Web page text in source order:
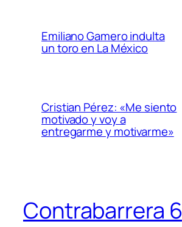
Emiliano Gamero indulta
un toro en La México
Cristian Pérez: «Me siento
motivado y voy a
entregarme y motivarme»
Contrabarrera 6